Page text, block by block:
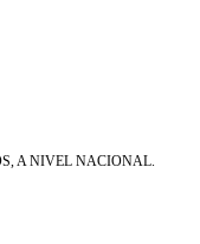
A NIVEL NACIONAL.